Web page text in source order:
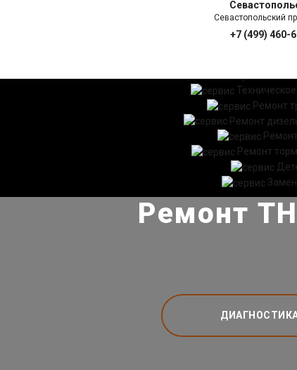
Севастопольский
+7 (499) 460-
Ремонт
Ремонт
Ремонт
Ремонт